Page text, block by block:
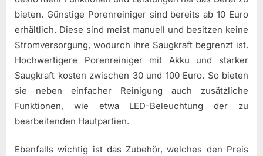
bieten. Günstige Porenreiniger sind bereits ab 10 Euro
erhältlich. Diese sind meist manuell und besitzen keine
Stromversorgung, wodurch ihre Saugkraft begrenzt ist.
Hochwertigere Porenreiniger mit Akku und starker
Saugkraft kosten zwischen 30 und 100 Euro. So bieten
sie neben einfacher Reinigung auch zusätzliche
Funktionen, wie etwa LED-Beleuchtung der zu
bearbeitenden Hautpartien.
Ebenfalls wichtig ist das Zubehör, welches den Preis